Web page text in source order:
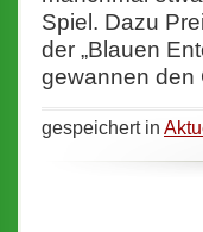
Spiel. Dazu
der „Blauen
gewannen
gespeichert in